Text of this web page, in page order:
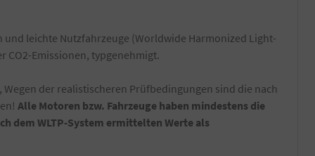
leichte Nutzfahrzeuge (Worldwide Harmonized Light-
CO2-Emissionen, typgenehmigt.
der realistischeren Prüfbedingungen sind die nach
Alle Motoren bzw. Fahrzeuge haben mindestens die
dem WLTP-System ermittelten Werte als